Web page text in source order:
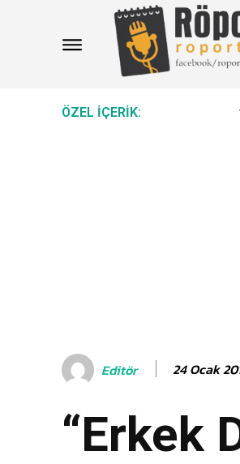
ÖZEL IÇERIK:
Editör 24 Ocak
“Erkek